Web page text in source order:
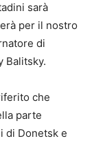
sarà
per il nostro
di
Balitsky.
che
parte
di Donetsk e